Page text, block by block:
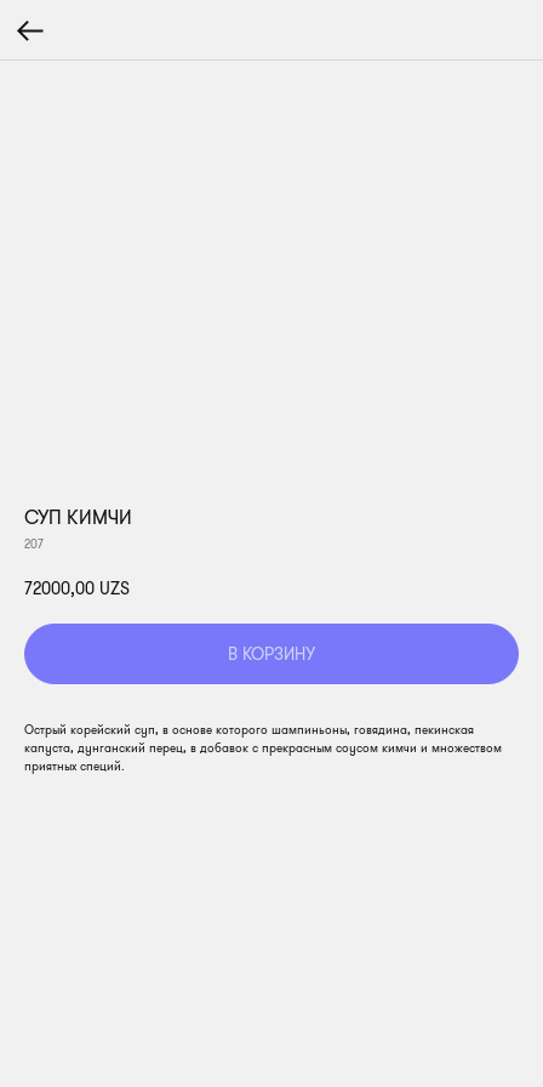
СУП КИМЧИ
207
72000,00 UZS
В КОРЗИНУ
Острый корейский суп, в основе которого шампиньоны, говядина, пекинская
капуста, дунганский перец, в добавок с прекрасным соусом кимчи и множеством
приятных специй.